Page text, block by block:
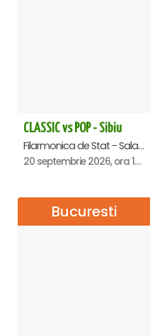
CLASSIC vs POP - Sibiu
Filarmonica de Stat - Sala Thalia, Sibiu
20 septembrie 2026, ora 19:00
Bucuresti